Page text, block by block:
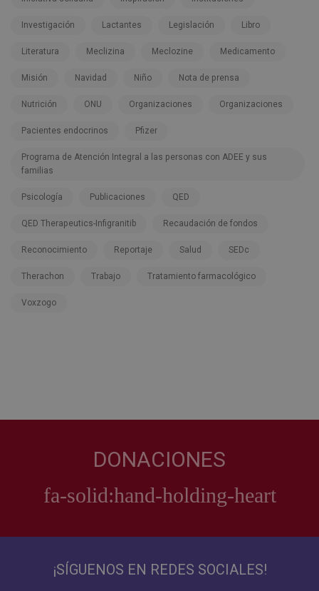
Investigación Lactantes Legislación Libro
Literatura Meclizina Meclozine Medicamento
Misión Navidad Niño Nota de prensa
Nutrición ONU Organizaciones Organizaciones
Pacientes endocrinos Pfizer
Programa de Atención Integral a las personas con ADEE y sus
familias
Psicología Publicaciones QED
QED Therapeutics-Infigranitib Recaudación de fondos
Reconocimiento Reportaje Salud SEDc
Therachon Trabajo Tratamiento farmacológico
Voxzogo
DONACIONES
¡SÍGUENOS EN REDES SOCIALES!